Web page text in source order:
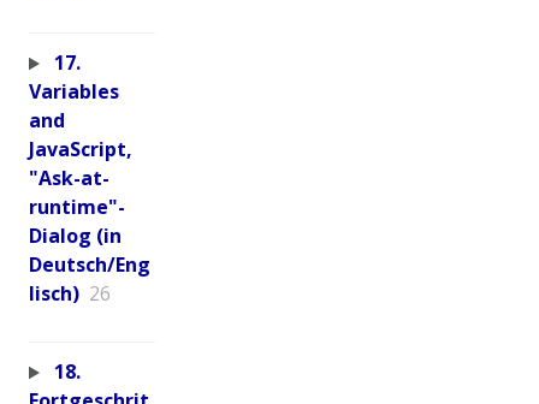
17.
Variables
and
JavaScript,
"Ask-at-
runtime"-
Dialog (in
Deutsch/Eng
lisch) 26
18.